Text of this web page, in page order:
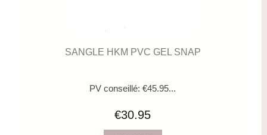
SANGLE HKM PVC GEL SNAP
PV conseillé: €45.95...
€30.95